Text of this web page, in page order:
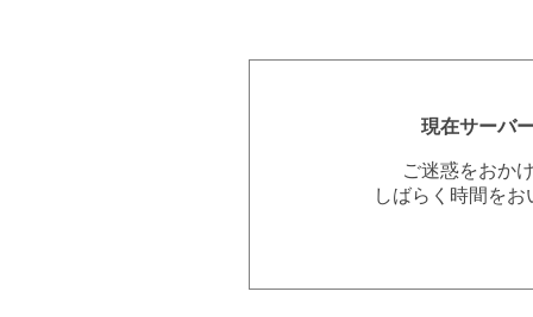
現在サーバ
ご迷惑をおか
しばらく時間を